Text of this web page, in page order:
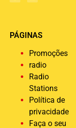
PÁGINAS
Promoções
radio
Radio
Stations
Política de
privacidade
Faça o seu